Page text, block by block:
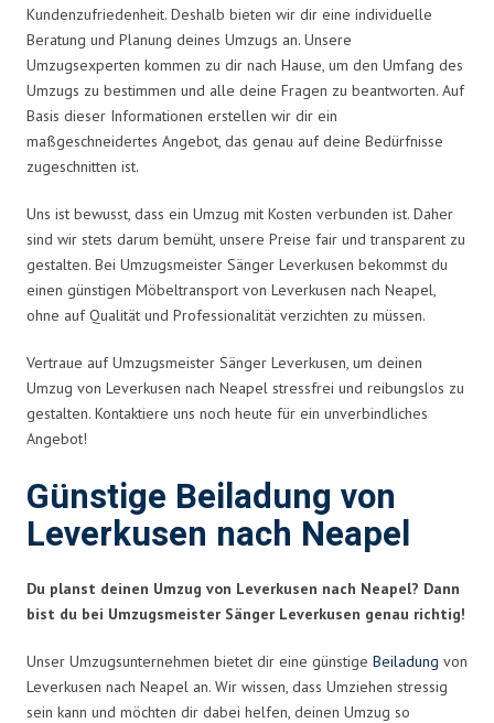
Kundenzufriedenheit. Deshalb bieten wir dir eine individuelle
Beratung und Planung deines Umzugs an. Unsere
Umzugsexperten kommen zu dir nach Hause, um den Umfang des
Umzugs zu bestimmen und alle deine Fragen zu beantworten. Auf
Basis dieser Informationen erstellen wir dir ein
maßgeschneidertes Angebot, das genau auf deine Bedürfnisse
zugeschnitten ist.
Uns ist bewusst, dass ein Umzug mit Kosten verbunden ist. Daher
sind wir stets darum bemüht, unsere Preise fair und transparent zu
gestalten. Bei Umzugsmeister Sänger Leverkusen bekommst du
einen günstigen Möbeltransport von Leverkusen nach Neapel,
ohne auf Qualität und Professionalität verzichten zu müssen.
Vertraue auf Umzugsmeister Sänger Leverkusen, um deinen
Umzug von Leverkusen nach Neapel stressfrei und reibungslos zu
gestalten. Kontaktiere uns noch heute für ein unverbindliches
Angebot!
Günstige Beiladung von
Leverkusen nach Neapel
Du planst deinen Umzug von Leverkusen nach Neapel? Dann
bist du bei Umzugsmeister Sänger Leverkusen genau richtig!
Unser Umzugsunternehmen bietet dir eine günstige Beiladung von
Leverkusen nach Neapel an. Wir wissen, dass Umziehen stressig
sein kann und möchten dir dabei helfen, deinen Umzug so